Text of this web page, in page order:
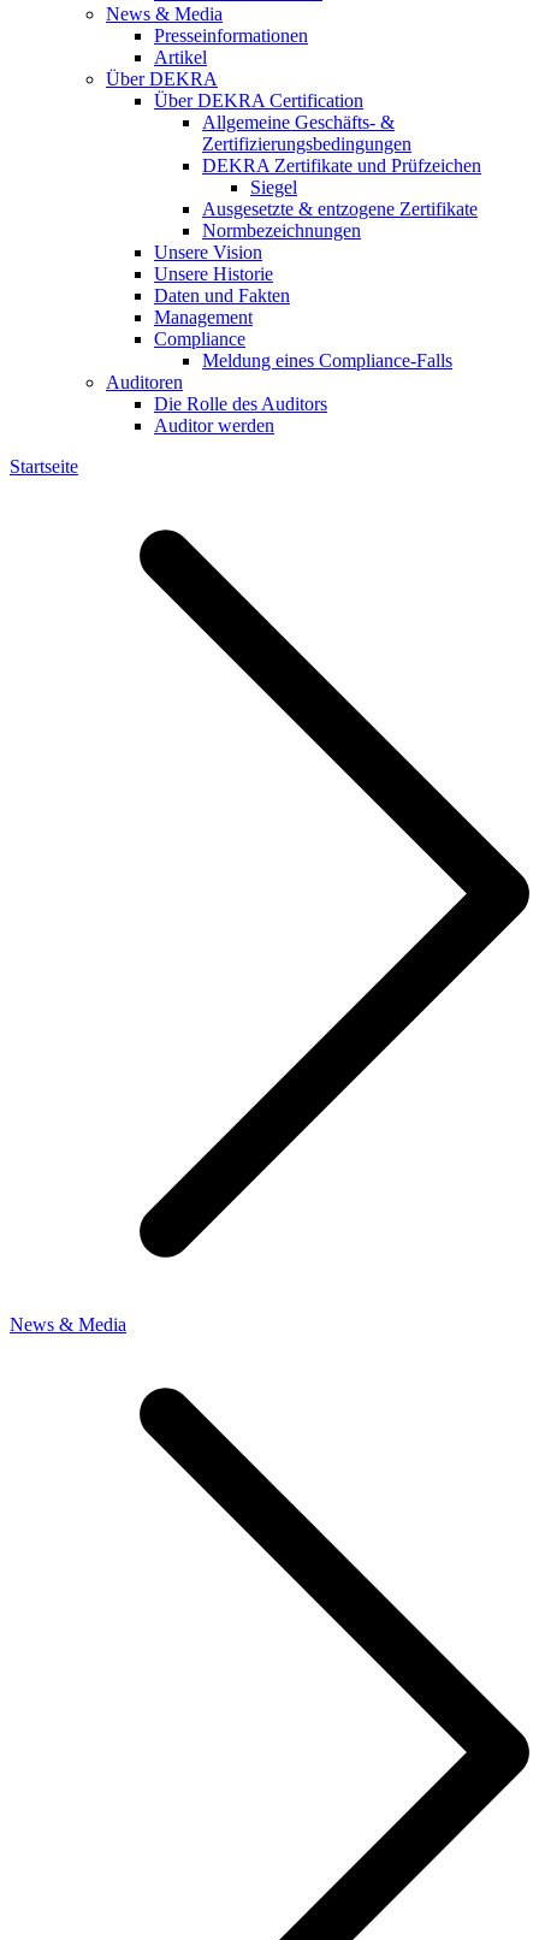
News & Media
Presseinformationen
Artikel
Über DEKRA
Über DEKRA Certification
Allgemeine Geschäfts- &
Zertifizierungsbedingungen
DEKRA Zertifikate und Prüfzeichen
Siegel
Ausgesetzte & entzogene Zertifikate
Normbezeichnungen
Unsere Vision
Unsere Historie
Daten und Fakten
Management
Compliance
Meldung eines Compliance-Falls
Auditoren
Die Rolle des Auditors
Auditor werden
Startseite
News & Media